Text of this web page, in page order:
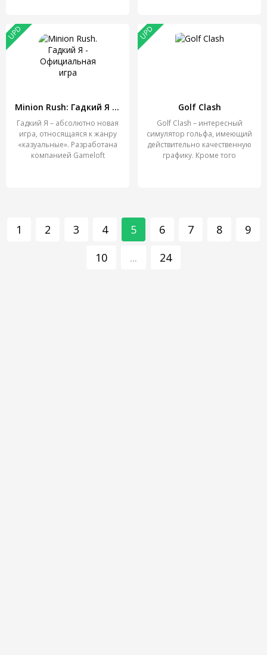
Minion Rush: Гадкий Я - Официальная игра
Гадкий Я – абсолютно новая
игра, относящаяся к жанру
«казуальные». Разработана
компанией Gameloft
UPD
Golf Clash
Golf Clash – интересный
симулятор гольфа, имеющий
действительно качественную
графику. Кроме того
UPD
1 2 3 4 5 6 7 8
9
10
... 24